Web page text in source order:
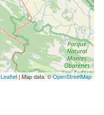
Leaflet| Map data: ©OpenStreetMap